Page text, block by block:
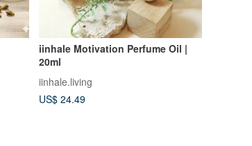
iinhale Motivation Perfume Oil |
20ml
iinhale.living
US$ 24.49